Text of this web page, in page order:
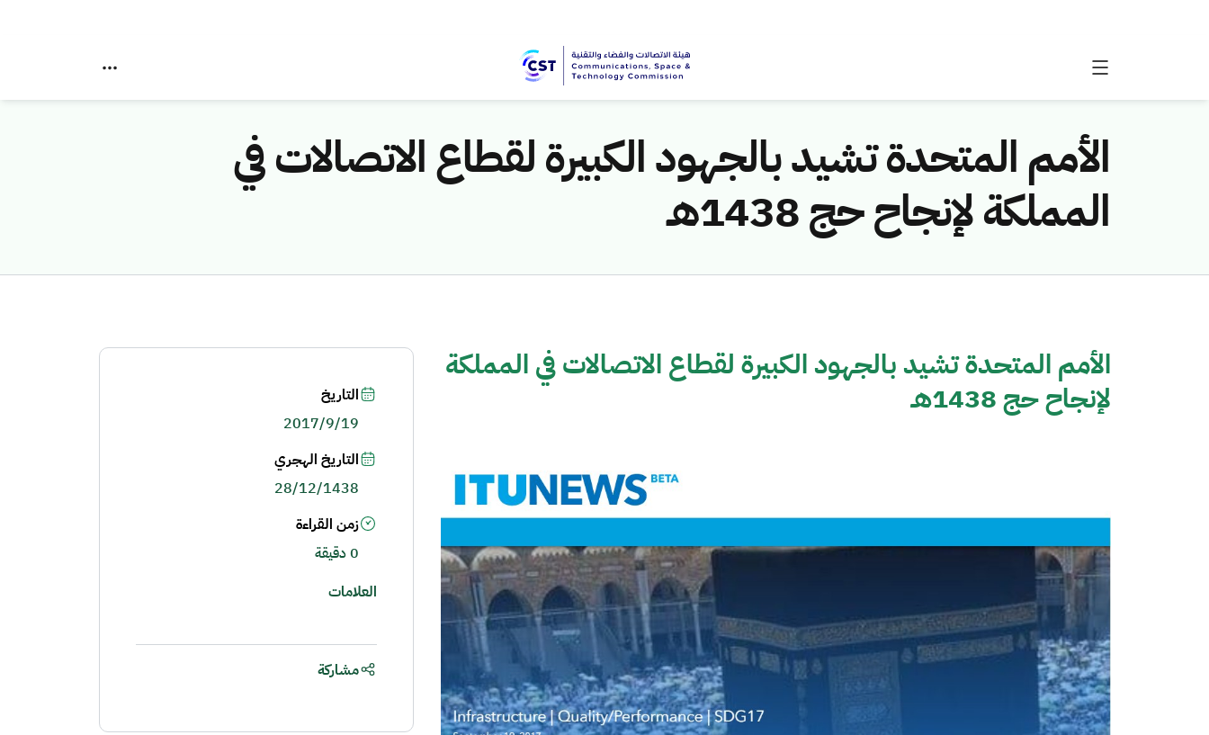
الأمم المتحدة تشيد بالجهود الكبيرة لقطاع الاتصالات في
المملكة لإنجاح حج 1438هـ
الأمم المتحدة تشيد بالجهود الكبيرة لقطاع الاتصالات في المملكة
لإنجاح حج 1438هـ
التاريخ
2017/9/19
التاريخ الهجري
28/12/1438
زمن القراءة
0 دقيقة
العلامات
مشاركة